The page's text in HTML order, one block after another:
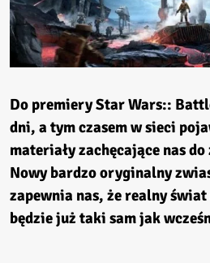
Do premiery Star Wars::
dni, a tym czasem w sieci
materiały zachęcające nas
Nowy bardzo oryginalny
zapewnia nas, że realny
będzie już taki sam jak